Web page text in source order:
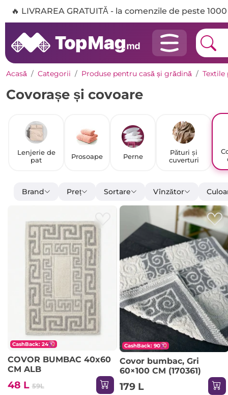
🔥 LIVRAREA GRATUITĂ - la comenzile de peste
Acasă Categorii Produse pentru casă și grădină Textile
Covorașe și covoare
Lenjerie de
pat
Prosoape Perne
Pături și
cuverturi
Brand Preț Sortare Vînzător
CashBack: 24
COVOR BUMBAC 40x60
CM ALB
48 L 59L
CashBack: 90
Covor bumbac, Gri
60×100 CM (170361)
179 L